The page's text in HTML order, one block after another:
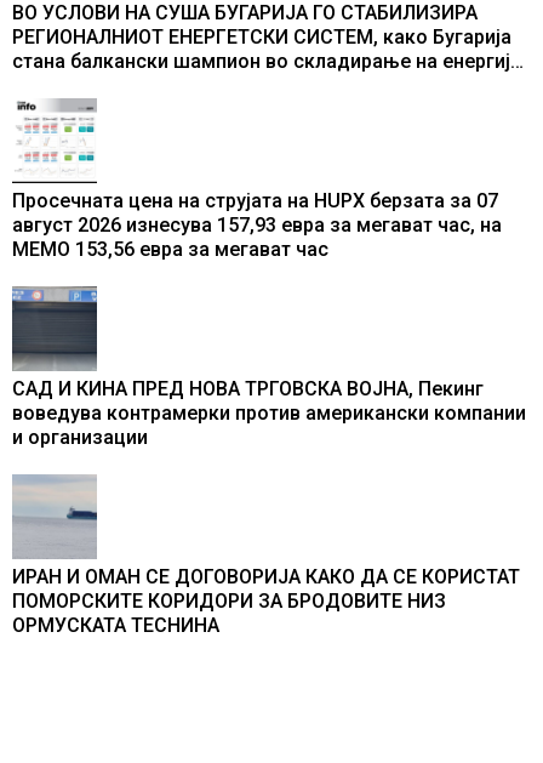
ВО УСЛОВИ НА СУША БУГАРИЈА ГО СТАБИЛИЗИРА
РЕГИОНАЛНИОТ ЕНЕРГЕТСКИ СИСТЕМ, како Бугарија
стана балкански шампион во складирање на енергија
Просечната цена на струјата на HUPX берзата за 07
август 2026 изнесува 157,93 евра за мегават час, на
МЕМО 153,56 евра за мегават час
САД И КИНА ПРЕД НОВА ТРГОВСКА ВОЈНА, Пекинг
воведува контрамерки против американски компании
и организации
ИРАН И ОМАН СЕ ДОГОВОРИЈА КАКО ДА СЕ КОРИСТАТ
ПОМОРСКИТЕ КОРИДОРИ ЗА БРОДОВИТЕ НИЗ
ОРМУСКАТА ТЕСНИНА